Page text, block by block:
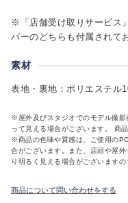
※「店舗受け取りサービス
バーのどちらも付属されて
素材
表地・裏地：ポリエステル
※屋外及びスタジオでのモデル撮影
って見える場合がございます。 商
※商品の色味や質感は、ご使用の
合がございます。また、店頭や屋
り明るく見える場合がございますの
商品について問い合わせをする